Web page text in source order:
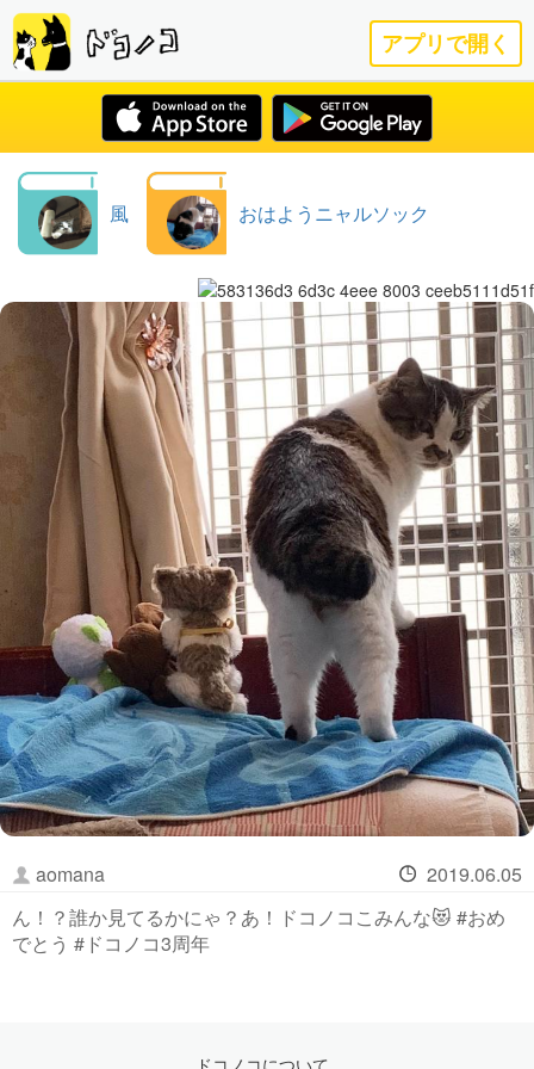
アプリで開く
風 おはようニャルソック
aomana
2019.06.05
ん！？誰か見てるかにゃ？あ！ドコノコこみんな😻 #おめ
でとう #ドコノコ3周年